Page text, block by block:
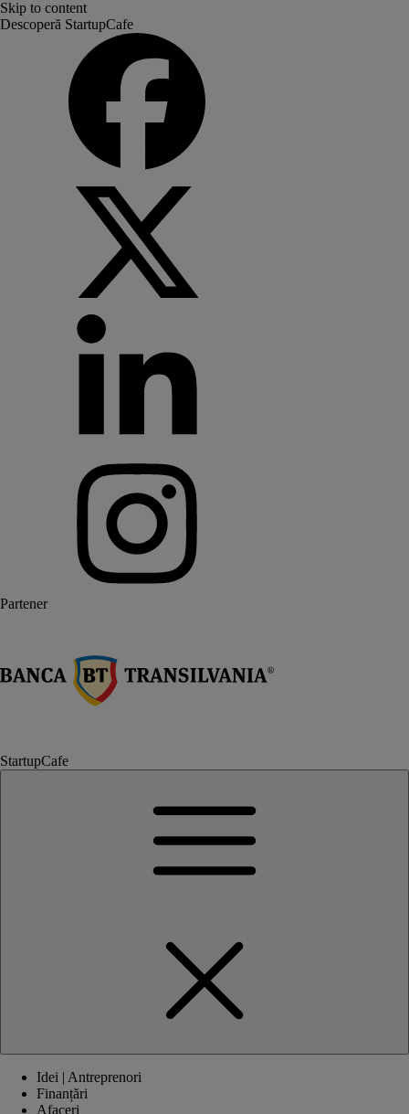
Skip to content
Descoperă StartupCafe
Partener
StartupCafe
Idei | Antreprenori
Finanțări
Afaceri